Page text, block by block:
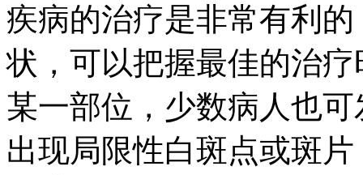
疾病的治疗是非常有利
状，可以把握最佳的治
某一部位，少数病人也
出现局限性白斑点或斑